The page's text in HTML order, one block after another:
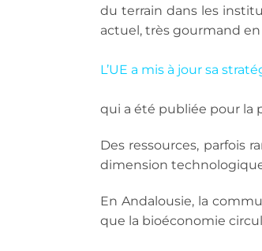
du terrain dans les
actuel, très gourmand en
L’UE a mis à jour sa
qui a été publiée pour la
Des ressources, parfois
dimension
En Andalousie, la
que la bioéconomie